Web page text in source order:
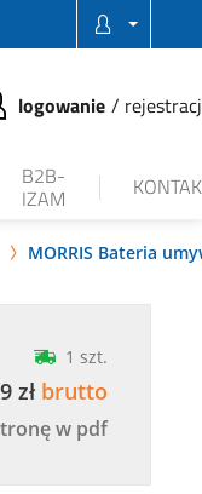
logowanie
B2B-
IZAM
 MORRIS Bateria
1 szt.
zł brutto
w pdf